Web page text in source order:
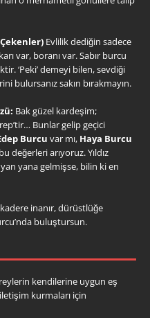
Evlilik dediğin sadece
var, boranı var. Sabır burcu
‘Peki’ demeyi bilen, sevdiği
bulursanız sakın bırakmayın.
Bak güzel kardeşim;
Bunlar gelip geçici
Burcu var mı, Haya Burcu
değerleri arıyoruz. Yıldız
yan yana gelmişse, bilin ki en
inanır, dürüstlüğe
buluştursun.
kendilerine uygun eş
kurmaları için